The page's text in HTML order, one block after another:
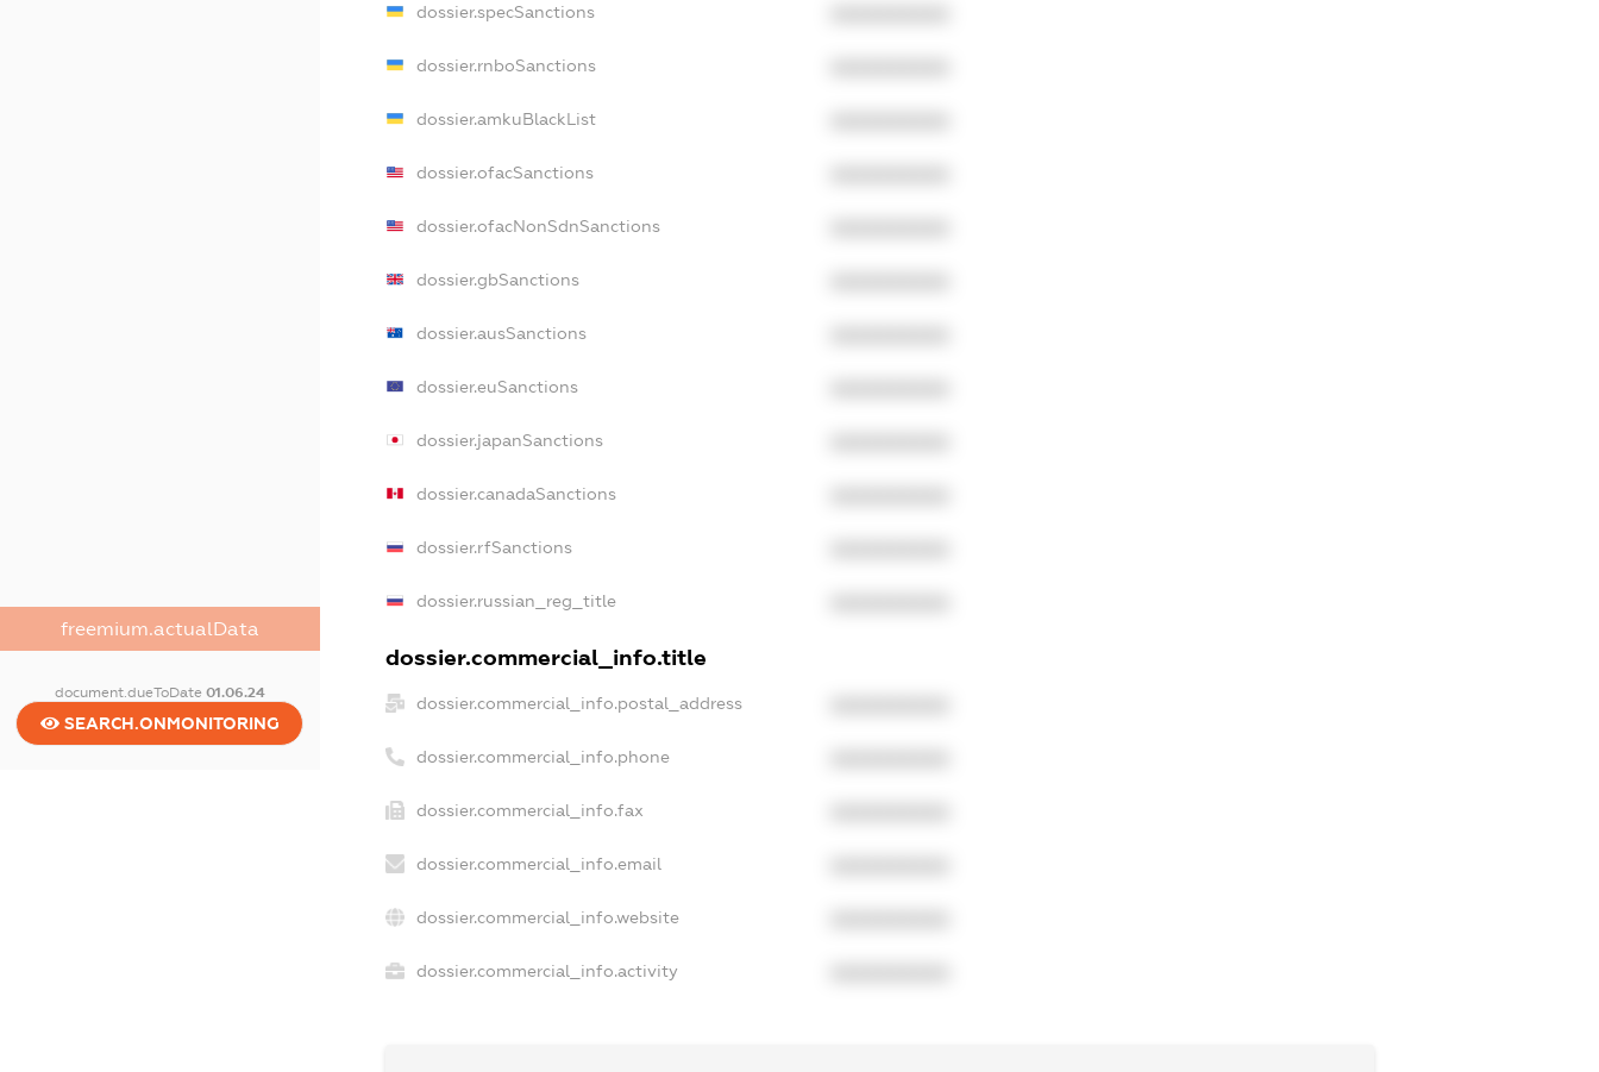
freemium.actualData
document.dueToDate 01.06.24
SEARCH.ONMONITORING
dossier.specSanctions
dossier.rnboSanctions
dossier.amkuBlackList
dossier.ofacSanctions
dossier.ofacNonSdnSanctions
dossier.gbSanctions
dossier.ausSanctions
dossier.euSanctions
dossier.japanSanctions
dossier.canadaSanctions
dossier.rfSanctions
dossier.russian_reg_title
dossier.commercial_info.title
dossier.commercial_info.postal_address
dossier.commercial_info.phone
dossier.commercial_info.fax
dossier.commercial_info.email
dossier.commercial_info.website
dossier.commercial_info.activity